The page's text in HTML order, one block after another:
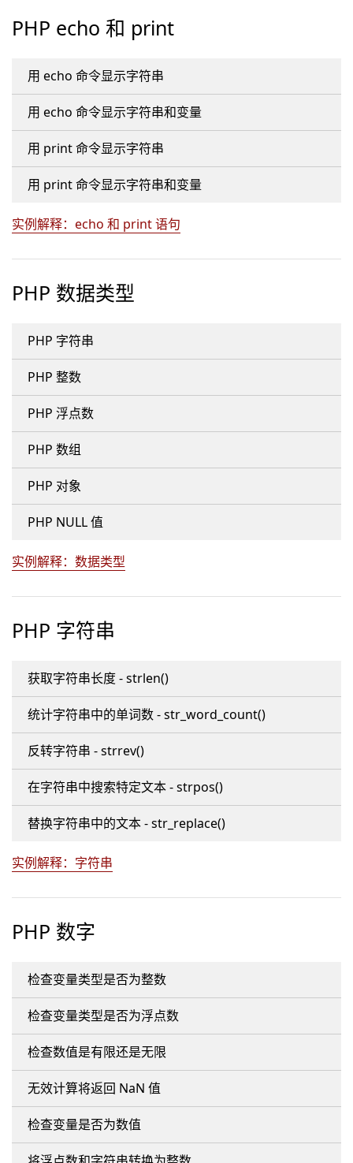
PHP echo 和 print
用 echo 命令显示字符串
用 echo 命令显示字符串和变量
用 print 命令显示字符串
用 print 命令显示字符串和变量
实例解释：echo 和 print 语句
PHP 数据类型
PHP 字符串
PHP 整数
PHP 浮点数
PHP 数组
PHP 对象
PHP NULL 值
实例解释：数据类型
PHP 字符串
获取字符串长度 - strlen()
统计字符串中的单词数 - str_word_count()
反转字符串 - strrev()
在字符串中搜索特定文本 - strpos()
替换字符串中的文本 - str_replace()
实例解释：字符串
PHP 数字
检查变量类型是否为整数
检查变量类型是否为浮点数
检查数值是有限还是无限
无效计算将返回 NaN 值
检查变量是否为数值